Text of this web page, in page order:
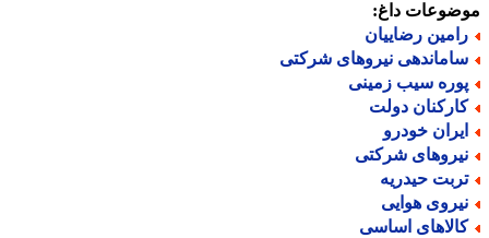
داغ:
رضاییان
نیروهای شرکتی
سیب زمینی
دولت
خودرو
شرکتی
حیدریه
هوایی
اساسی